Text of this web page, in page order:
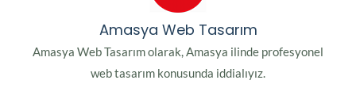
Amasya Web Tasarım
Amasya Web Tasarım olarak, Amasya ilinde profesyonel
web tasarım konusunda iddialıyız.